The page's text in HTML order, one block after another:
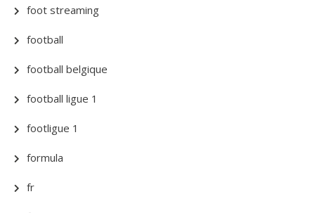
foot streaming
football
football belgique
football ligue 1
footligue 1
formula
fr